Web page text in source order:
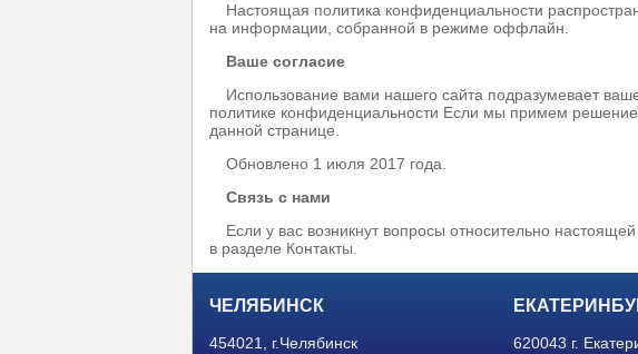
Настоящая политика конфиденциальности
на информации, собранной в режиме оффлайн.
Ваше согласие
Использование вами нашего сайта подразумевает
политике конфиденциальности Если мы примем
данной странице.
Обновлено 1 июля 2017 года.
Связь с нами
Если у вас возникнут вопросы относительно
в разделе Контакты.
ЧЕЛЯБИНСК
454021, г.Челябинск
620043 г.